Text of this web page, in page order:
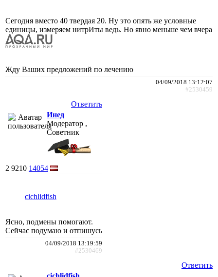
Сегодня вместо 40 твердая 20. Ну это опять же условные
единицы, измеряем нитрИты ведь. Но явно меньше чем вчера
Жду Ваших предложений по лечению
04/09/2018 13:12:07
#2530459
Ответить
Инед
Модератор ,
Советник
2 9210 14054
cichlidfish
Ясно, подмены помогают.
Сейчас подумаю и отпишусь
04/09/2018 13:19:59
#2530469
Ответить